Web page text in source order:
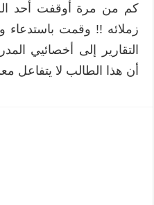
كم من مرة أوقفت أحد
زملائه !! وقمت
التقارير إلى أخصائيي
أن هذا الطالب لا